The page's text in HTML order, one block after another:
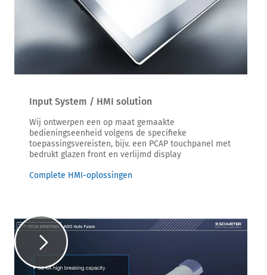
Input System / HMI solution
Wij ontwerpen een op maat gemaakte
bedieningseenheid volgens de specifieke
toepassingsvereisten, bijv. een PCAP touchpanel met
bedrukt glazen front en verlijmd display
Complete HMI-oplossingen